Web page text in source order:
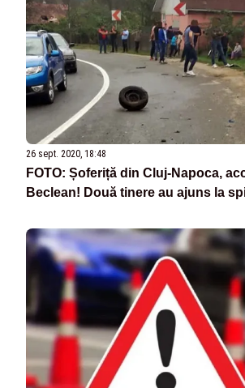
26 sept. 2020, 18:48
FOTO: Șoferiță din Cluj-Napoca,
Beclean! Două tinere au ajuns la